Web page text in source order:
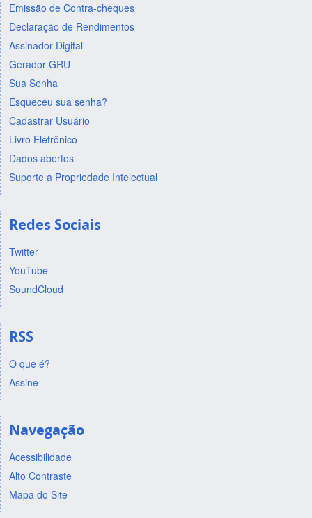
Emissão de Contra-cheques
Declaração de Rendimentos
Assinador Digital
Gerador GRU
Sua Senha
Esqueceu sua senha?
Cadastrar Usuário
Livro Eletrônico
Dados abertos
Suporte a Propriedade Intelectual
Redes Sociais
Twitter
YouTube
SoundCloud
RSS
O que é?
Assine
Navegação
Acessibilidade
Alto Contraste
Mapa do Site